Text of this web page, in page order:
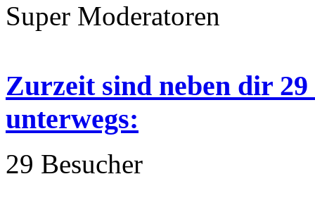
Super Moderatoren
Zurzeit sind neben dir
unterwegs:
29 Besucher